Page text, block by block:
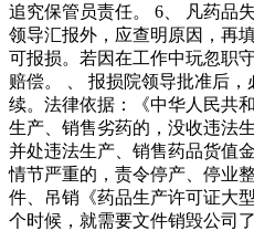
追究保管员责任。 6、 凡药品
领导汇报外，应查明原因，再
可报损。若因在工作中玩忽职
赔偿。 、 报损院领导批准后
续。法律依据：《中华人民共
生产、销售劣药的，没收违法
并处违法生产、销售药品货值
情节严重的，责令停产、停业
件、吊销《药品生产许可证大
个时候，就需要文件销毁公司